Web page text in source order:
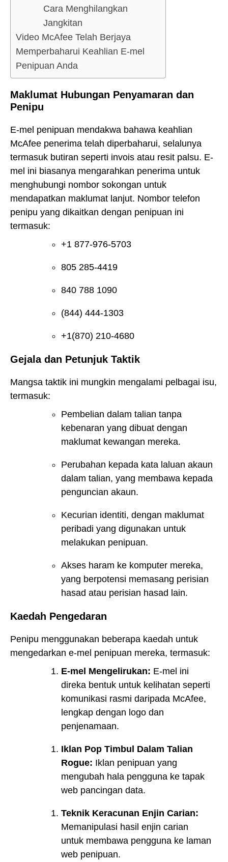
Cara Menghilangkan
Jangkitan
Video McAfee Telah Berjaya
Memperbaharui Keahlian E-mel
Penipuan Anda
Maklumat Hubungan Penyamaran dan
Penipu
E-mel penipuan mendakwa bahawa keahlian
McAfee penerima telah diperbaharui, selalunya
termasuk butiran seperti invois atau resit palsu. E-
mel ini biasanya mengarahkan penerima untuk
menghubungi nombor sokongan untuk
mendapatkan maklumat lanjut. Nombor telefon
penipu yang dikaitkan dengan penipuan ini
termasuk:
+1 877-976-5703
805 285-4419
840 788 1090
(844) 444-1303
+1(870) 210-4680
Gejala dan Petunjuk Taktik
Mangsa taktik ini mungkin mengalami pelbagai isu,
termasuk:
Pembelian dalam talian tanpa
kebenaran yang dibuat dengan
maklumat kewangan mereka.
Perubahan kepada kata laluan akaun
dalam talian, yang membawa kepada
penguncian akaun.
Kecurian identiti, dengan maklumat
peribadi yang digunakan untuk
melakukan penipuan.
Akses haram ke komputer mereka,
yang berpotensi memasang perisian
hasad atau perisian hasad lain.
Kaedah Pengedaran
Penipu menggunakan beberapa kaedah untuk
mengedarkan e-mel penipuan mereka, termasuk:
E-mel Mengelirukan: E-mel ini
direka bentuk untuk kelihatan seperti
komunikasi rasmi daripada McAfee,
lengkap dengan logo dan
penjenamaan.
Iklan Pop Timbul Dalam Talian
Rogue: Iklan penipuan yang
mengubah hala pengguna ke tapak
web pancingan data.
Teknik Keracunan Enjin Carian:
Memanipulasi hasil enjin carian
untuk membawa pengguna ke laman
web penipuan.